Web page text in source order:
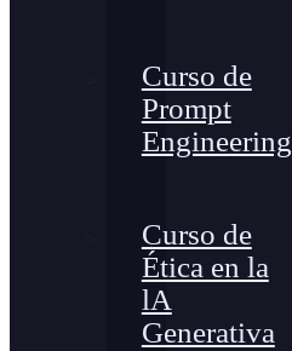
Curso de
Prompt
Engineering
Curso de
Ética en la
lA
Generativa